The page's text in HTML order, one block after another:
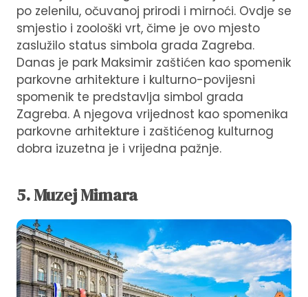
po zelenilu, očuvanoj prirodi i mirnoći. Ovdje se
smjestio i zoološki vrt, čime je ovo mjesto
zaslužilo status simbola grada Zagreba.
Danas je park Maksimir zaštićen kao spomenik
parkovne arhitekture i kulturno-povijesni
spomenik te predstavlja simbol grada
Zagreba. A njegova vrijednost kao spomenika
parkovne arhitekture i zaštićenog kulturnog
dobra izuzetna je i vrijedna pažnje.
5. Muzej Mimara